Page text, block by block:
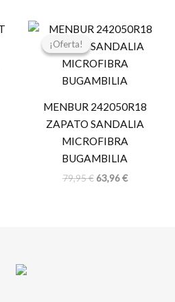
¡Oferta!
¡Oferta!
MENBUR 242050R18
ZAPATO SANDALIA
MICROFIBRA
BUGAMBILIA
79,95€
El
original
era:
79,95 €.
63,96€
El
actual
es: